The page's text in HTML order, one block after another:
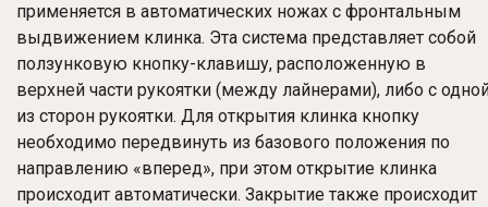
применяется в автоматических ножах с фронтальным
выдвижением клинка. Эта система представляет собой
ползунковую кнопку-клавишу, расположенную в
верхней части рукоятки (между лайнерами), либо с
из сторон рукоятки. Для открытия клинка кнопку
необходимо передвинуть из базового положения по
направлению «вперед», при этом открытие клинка
происходит автоматически. Закрытие также происходит